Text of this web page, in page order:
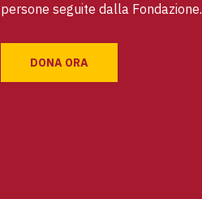
persone seguite dalla Fondazione.
DONA ORA